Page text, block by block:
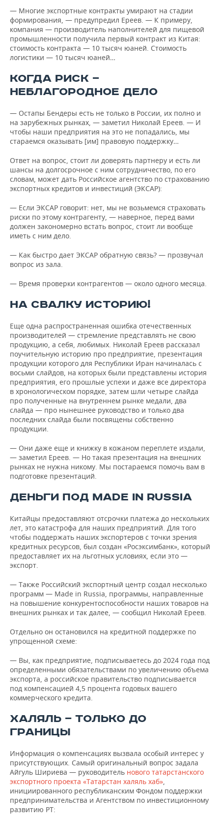
— Многие экспортные контракты умирают на стадии
формирования, — предупредил Ереев. — К примеру,
компания — производитель наполнителей для пищевой
промышленности получила первый контракт из Китая:
стоимость контракта — 10 тысяч юаней. Стоимость
логистики — 10 тысяч юаней…
КОГДА РИСК —
НЕБЛАГОРОДНОЕ ДЕЛО
— Остапы Бендеры есть не только в России, их полно и
на зарубежных рынках, — заметил Николай Ереев. — И
чтобы наши предприятия на это не попадались, мы
стараемся оказывать [им] правовую поддержку…
Ответ на вопрос, стоит ли доверять партнеру и есть ли
шансы на долгосрочное с ним сотрудничество, по его
словам, может дать Российское агентство по страхованию
экспортных кредитов и инвестиций (ЭКСАР):
— Если ЭКСАР говорит: нет, мы не возьмемся страховать
риски по этому контрагенту, — наверное, перед вами
должен закономерно встать вопрос, стоит ли вообще
иметь с ним дело.
— Как быстро дает ЭКСАР обратную связь? — прозвучал
вопрос из зала.
— Время проверки контрагентов — около одного месяца.
НА СВАЛКУ ИСТОРИЮ!
Еще одна распространенная ошибка отечественных
производителей — стремление представлять не свою
продукцию, а себя, любимых. Николай Ереев рассказал
поучительную историю про предприятие, презентация
продукции которого для Республики Иран начиналась с
восьми слайдов, на которых были представлены история
предприятия, его прошлые успехи и даже все директора
в хронологическом порядке, затем шли четыре слайда
про полученные на внутреннем рынке медали, два
слайда — про нынешнее руководство и только два
последних слайда были посвящены собственно
продукции.
— Они даже еще и книжку в кожаном переплете издали,
— заметил Ереев. — Но такая презентация на внешних
рынках не нужна никому. Мы постараемся помочь вам в
подготовке презентаций.
ДЕНЬГИ ПОД MADE IN RUSSIA
Китайцы предоставляют отсрочки платежа до нескольких
лет, это катастрофа для наших предприятий. Для того
чтобы поддержать наших экспортеров с точки зрения
кредитных ресурсов, был создан «Росэксимбанк», который
предоставляет их на льготных условиях, если это —
экспорт.
— Также Российский экспортный центр создал несколько
программ — Made in Russia, программы, направленные
на повышение конкурентоспособности наших товаров на
внешних рынках и так далее, — сообщил Николай Ереев.
Отдельно он остановился на кредитной поддержке по
упрощенной схеме:
— Вы, как предприятие, подписываетесь до 2024 года под
определенными обязательствами по увеличению объема
экспорта, а российское правительство подписывается
под компенсацией 4,5 процента годовых вашего
коммерческого кредита.
ХАЛЯЛЬ — ТОЛЬКО ДО
ГРАНИЦЫ
Информация о компенсациях вызвала особый интерес у
присутствующих. Самый оригинальный вопрос задала
Айгуль Шириева — руководитель нового татарстанского
экспортного проекта «Татарстан халяль хаб»,
инициированного республиканским Фондом поддержки
предпринимательства и Агентством по инвестиционному
развитию РТ: